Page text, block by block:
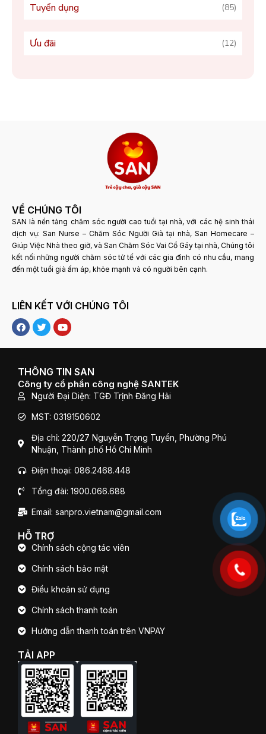
Tuyển dụng (85)
Ưu đãi (12)
VỀ CHÚNG TÔI
SAN là nền tảng chăm sóc người cao tuổi tại nhà, với các hệ sinh thái
dịch vụ: San Nurse – Chăm Sóc Người Già tại nhà, San Homecare –
Giúp Việc Nhà theo giờ, và San Chăm Sóc Vai Cổ Gáy tại nhà, Chúng tôi
kết nối những người chăm sóc tử tế với các gia đình có nhu cầu, mang
đến một tuổi già ấm áp, khỏe mạnh và có người bên cạnh.
LIÊN KẾT VỚI CHÚNG TÔI
F
a
c
e
o
o
k
T
w
i
t
e
r
Y
o
u
t
b
e
THÔNG TIN SAN
Công ty cổ phần công nghệ SANTEK
Người Đại Diện: TGĐ Trịnh Đăng Hải
MST: 0319150602
Địa chỉ: 220/27 Nguyễn Trọng Tuyển, Phường Phú
Nhuận, Thành phố Hồ Chí Minh
Điện thoại: 086.2468.448
Tổng đài: 1900.066.688
Email: sanpro.vietnam@gmail.com
HỖ TRỢ
Chính sách cộng tác viên
Chính sách bảo mật
Điều khoản sử dụng
Chính sách thanh toán
Hướng dẫn thanh toán trên VNPAY
TẢI APP